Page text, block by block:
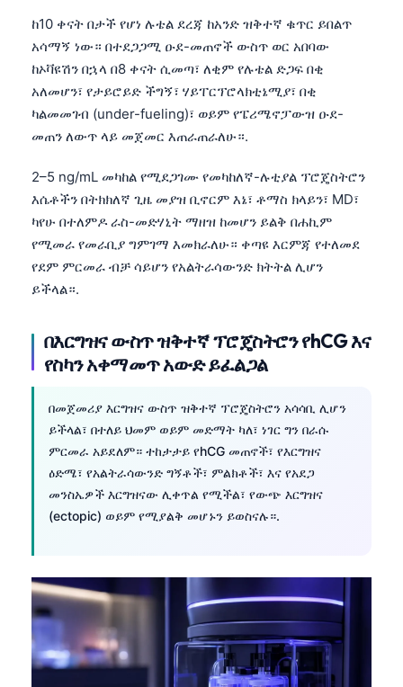
ከ10 ቀናት በታች የሆነ ሉቴል ደረጃ ከአንድ ዝቅተኛ ቁጥር ይበልጥ
አሳማኝ ነው። በተደጋጋሚ ዑደ-መጠኖች ውስጥ ወር አበባው
ከኦቫዩሽን በኋላ በ8 ቀናት ሲመጣ፣ ለቂም የሉቴል ድጋፍ በቂ
አለመሆን፣ የታይሮይድ ችግኝ፣ ሃይፐርፕሮላክቲኔሚያ፣ በቂ
ካልመመገብ (under-fueling)፣ ወይም የፔሪሜኖፓውዝ ዑደ-
መጠን ለውጥ ላይ መጀመር እጠራጠራለሁ።.
2–5 ng/mL መካከል የሚደጋገሙ የመካከለኛ-ሉቲያል ፕሮጄስትሮን
እሴቶችን በትክክለኛ ጊዜ መያዝ ቢኖርም እኔ፣ ቶማስ ክላይን፣ MD፣
ካየሁ በተለምዶ ራስ-መድሃኒት ማዘዝ ከመሆን ይልቅ በሐኪም
የሚመራ የመራቢያ ግምገማ እመክራለሁ። ቀጣዩ እርምጃ የተለመደ
የደም ምርመራ ብቻ ሳይሆን የአልትራሳውንድ ክትትል ሊሆን
ይችላል።.
በእርግዝና ውስጥ ዝቅተኛ ፕሮጄስትሮን የhCG እና
የስካን አቀማመጥ አውድ ይፈልጋል
በመጀመሪያ እርግዝና ውስጥ ዝቅተኛ ፕሮጄስትሮን አሳሳቢ ሊሆን
ይችላል፣ በተለይ ህመም ወይም መድማት ካለ፣ ነገር ግን በራሱ
ምርመራ አይደለም። ተከታታይ የhCG መጠኖች፣ የእርግዝና
ዕድሜ፣ የአልትራሳውንድ ግኝቶች፣ ምልክቶች፣ እና የአደጋ
መንስኤዎች እርግዝናው ሊቀጥል የሚችል፣ የውጭ እርግዝና
(ectopic) ወይም የሚያልቅ መሆኑን ይወስናሉ።.
Монгол
ພາສາລາວ
Basa Jawa
Кыргызча
Татар теле
Беларуская мова
Esperanto
Ślōnskŏ gŏdka
Norsk bokmål